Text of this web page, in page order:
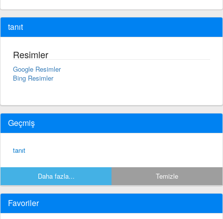
tanıt
Resimler
Google Resimler
Bing Resimler
Geçmiş
tanıt
Daha fazla... Temizle
Favoriler